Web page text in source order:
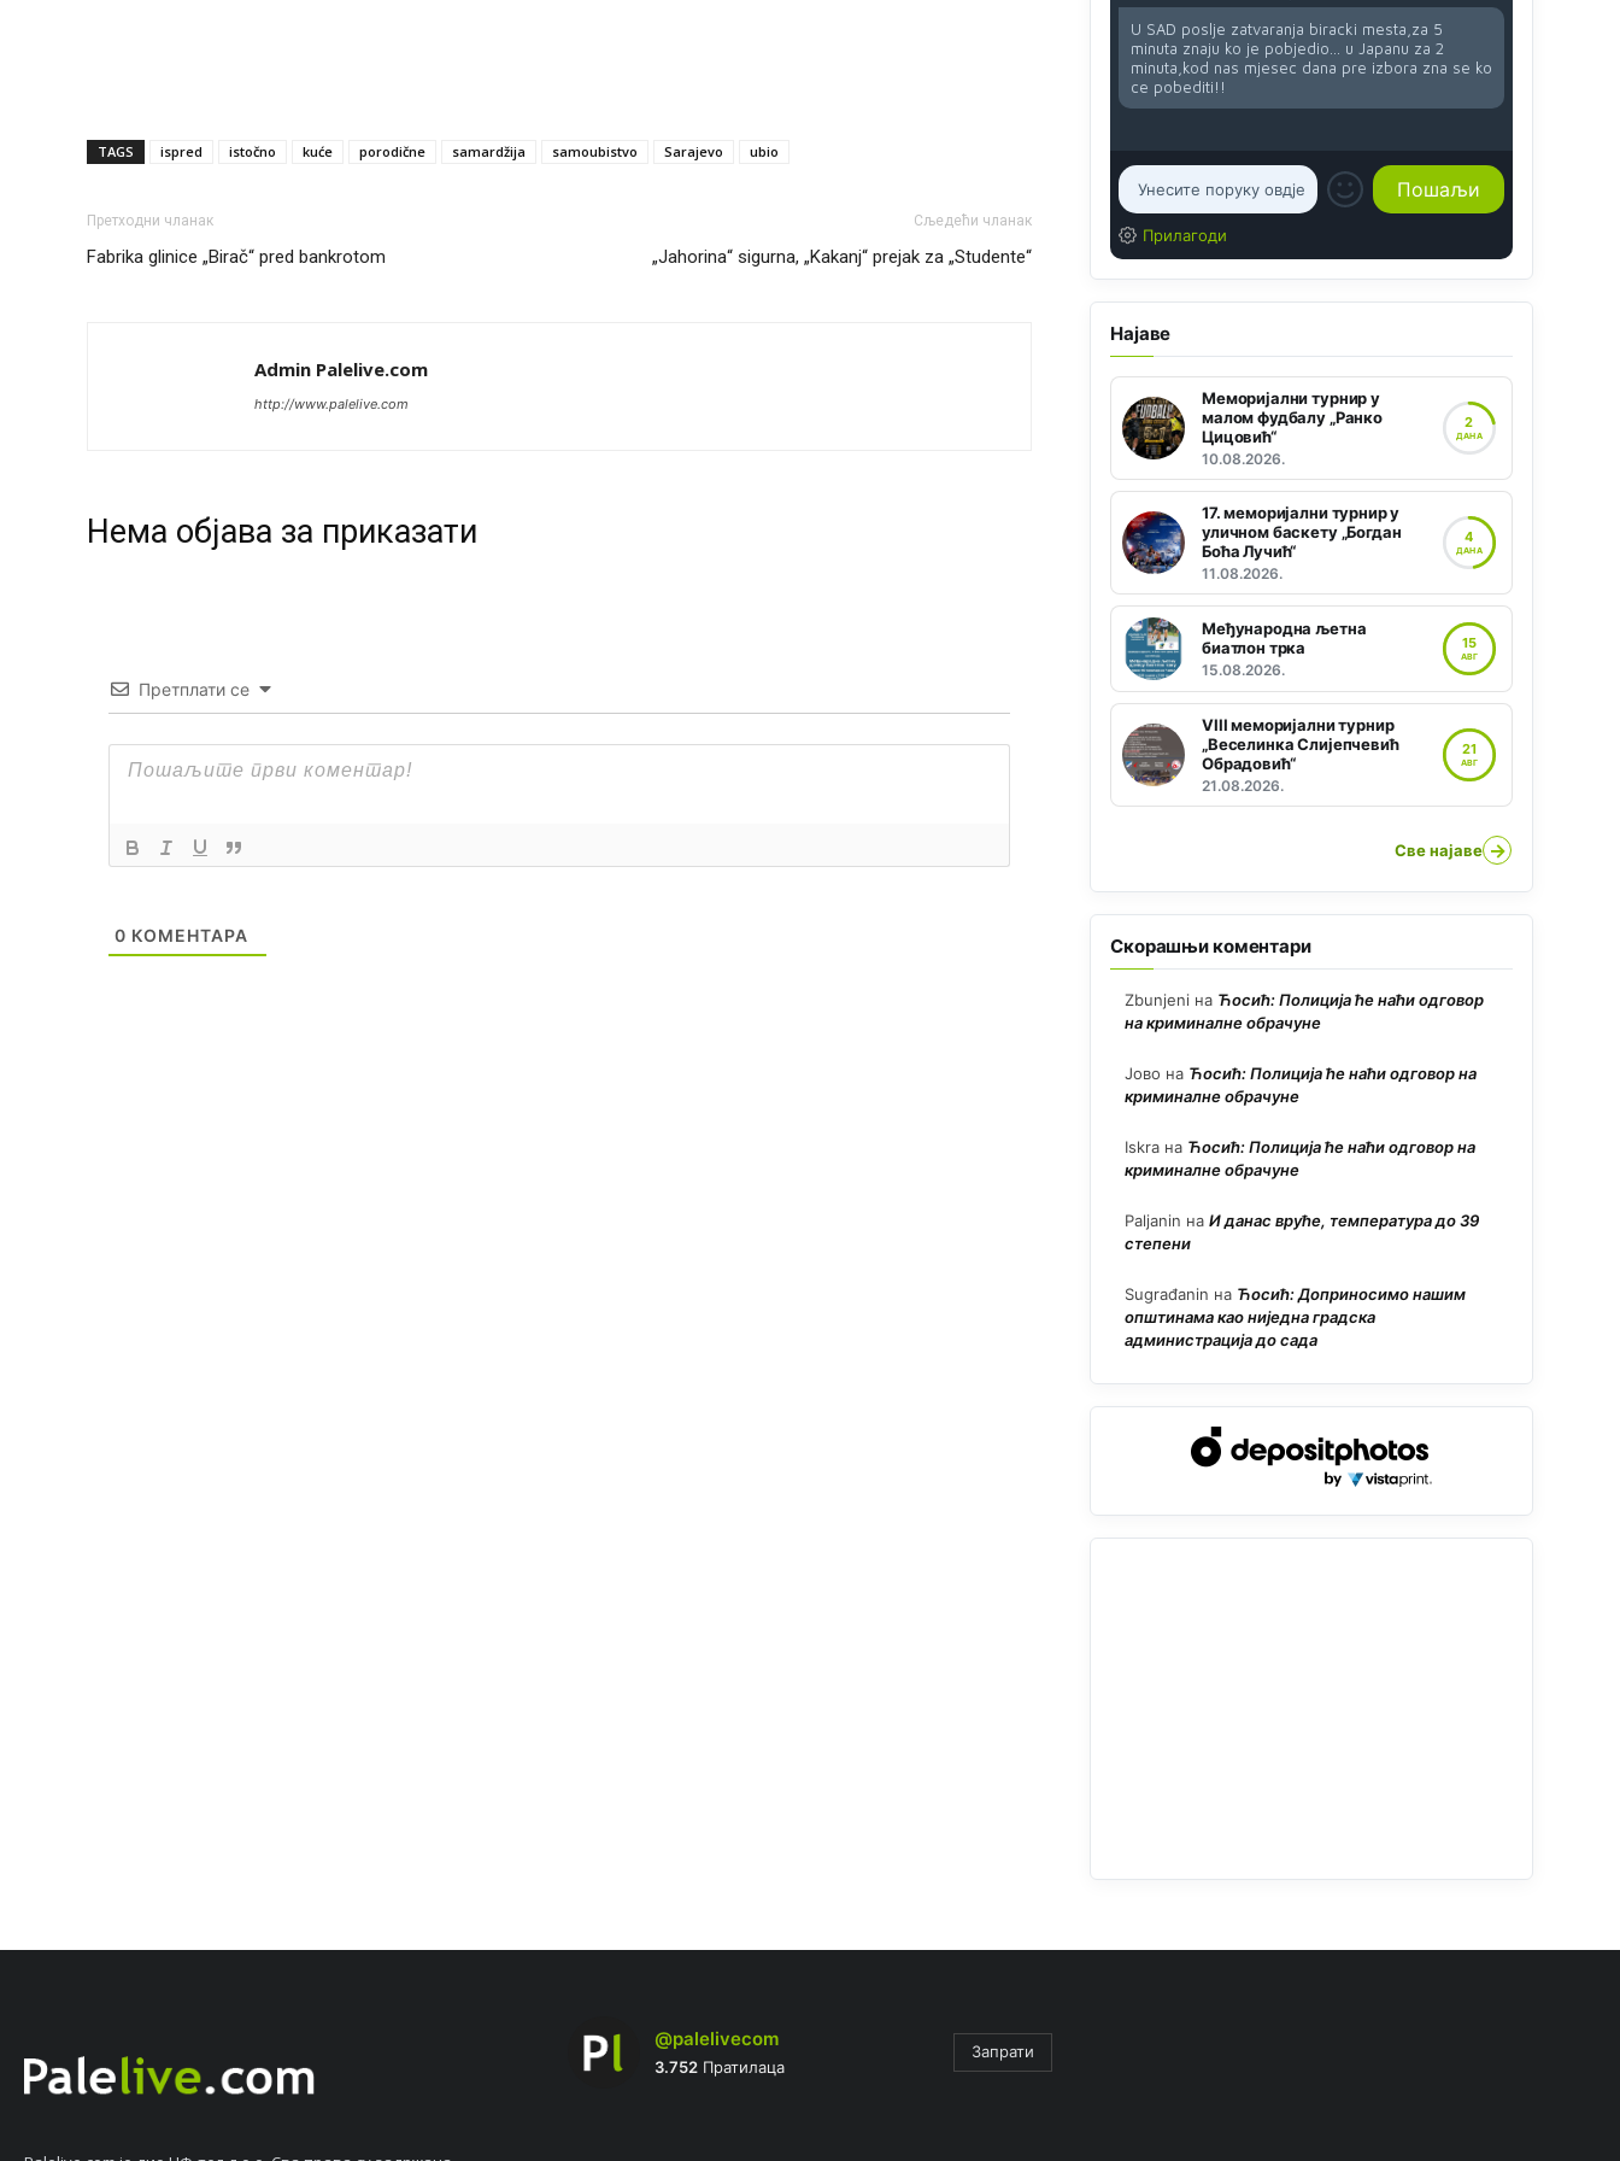
TAGS ispred istočno kuće porodične samardžija samoubistvo Sarajevo ubio
Претходни чланак
Fabrika glinice „Birač“ pred bankrotom
Сљедећи чланак
„Jahorina“ sigurna, „Kakanj“ prejak za „Studente“
Admin Palelive.com
http://www.palelive.com
Нeма објава за приказати
Претплати се
0 КОМЕНТАРА
U SAD poslje zatvaranja biracki mesta,za 5
minuta znaju ko je pobjedio... u Japanu za 2
minuta,kod nas mjesec dana pre izbora zna se ko
ce pobediti!!
Прилагоди
Најаве
Меморијални турнир у
малом фудбалу „Ранко
Цицовић“
10.08.2026.
2
ДАНА
17. меморијални турнир у
уличном баскету „Богдан
Боћа Лучић“
11.08.2026.
4
ДАНА
Међународна љетна
биатлон трка
15.08.2026.
15
АВГ
VIII меморијални турнир
„Веселинка Слијепчевић
Обрадовић“
21.08.2026.
21
АВГ
Све најаве →
Скорашњи коментари
Zbunjeni на Ћосић: Полиција ће наћи одговор
на криминалне обрачуне
Јово на Ћосић: Полиција ће наћи одговор на
криминалне обрачуне
Iskra на Ћосић: Полиција ће наћи одговор на
криминалне обрачуне
Paljanin на И данас вруће, температура до 39
степени
Sugrađanin на Ћосић: Доприносимо нашим
општинама као ниједна градска
администрација до сада
@palelivecom
3.752Пратилаца
Запрати